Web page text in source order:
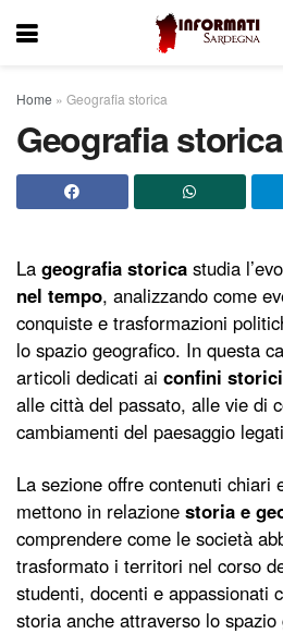
Home » Geografia storica
Geografia storica
La geografia storica studia
nel tempo, analizzando come
conquiste e trasformazioni
lo spazio geografico. In questa
articoli dedicati ai confini storici
alle città del passato, alle vie di
cambiamenti del paesaggio
La sezione offre contenuti chiari
mettono in relazione storia e
comprendere come le società
trasformato i territori nel corso
studenti, docenti e appassionati
storia anche attraverso lo spazio